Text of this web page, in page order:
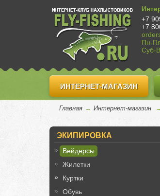
+7
+7
Пн-
Суб-
ИНТЕРНЕТ-МАГАЗИН
Главная → Интернет-магазин
ЭКИПИРОВКА
Вейдерсы
Жилетки
Куртки
Обувь